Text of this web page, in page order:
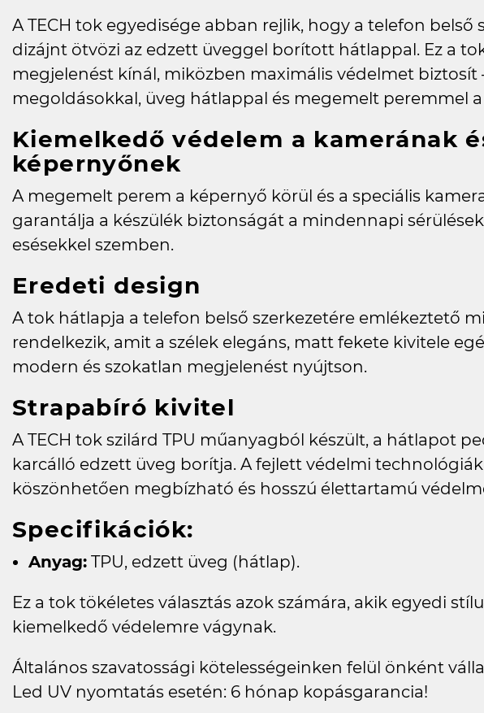
A TECH tok egyedisége abban rejlik, hogy a telefon belső
dizájnt ötvözi az edzett üveggel borított hátlappal. Ez a
megjelenést kínál, miközben maximális védelmet biztosít
megoldásokkal, üveg hátlappal és megemelt peremmel
Kiemelkedő védelem a kamerának
képernyőnek
A megemelt perem a képernyő körül és a speciális
garantálja a készülék biztonságát a mindennapi
esésekkel szemben.
Eredeti design
A tok hátlapja a telefon belső szerkezetére emlékeztető
rendelkezik, amit a szélek elegáns, matt fekete kivitele
modern és szokatlan megjelenést nyújtson.
Strapabíró kivitel
A TECH tok szilárd TPU műanyagból készült, a hátlapot
karcálló edzett üveg borítja. A fejlett védelmi
köszönhetően megbízható és hosszú élettartamú
Specifikációk:
Anyag: TPU, edzett üveg (hátlap).
Ez a tok tökéletes választás azok számára, akik egyedi
kiemelkedő védelemre vágynak.
Általános szavatossági kötelességeinken felül önként
Led UV nyomtatás esetén: 6 hónap kopásgarancia!